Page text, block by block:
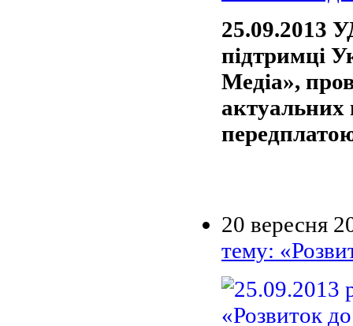
25.09.2013
підтримці
Медіа»,
актуальних
20 вересня
тему: